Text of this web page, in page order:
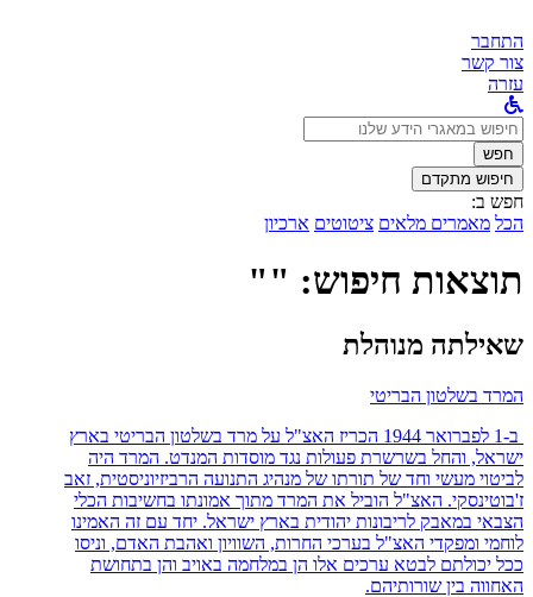
התחבר
צור קשר
עזרה
לחפש
ב:חפש
חיפוש מתקדם
חפש ב:
הכל מאמרים מלאים ציטוטים ארכיון
תוצאות חיפוש: ""
שאילתה מנוהלת
המרד בשלטון הבריטי
ב-1 לפברואר 1944 הכריז האצ"ל על מרד בשלטון הבריטי בארץ
ישראל, והחל בשרשרת פעולות נגד מוסדות המנדט. המרד היה
לביטוי מעשי וחד של תורתו של מנהיג התנועה הרביזיוניסטית, זאב
ז'בוטינסקי. האצ"ל הוביל את המרד מתוך אמונתו בחשיבות הכלי
הצבאי במאבק לריבונות יהודית בארץ ישראל. יחד עם זה האמינו
לוחמי ומפקדי האצ"ל בערכי החרות, השוויון ואהבת האדם, וניסו
ככל יכולתם לבטא ערכים אלו הן במלחמה באויב והן בתחושת
האחווה בין שורותיהם.